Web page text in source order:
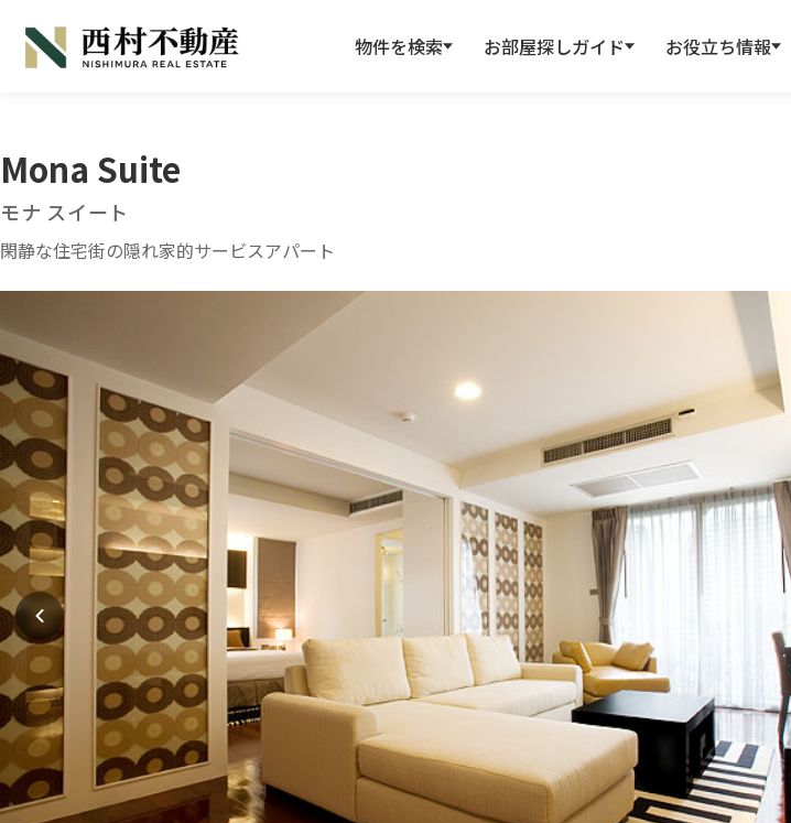
物件を検索 お部屋探しガイド お役立ち情報
Mona Suite
モナ スイート
閑静な住宅街の隠れ家的サービスアパート